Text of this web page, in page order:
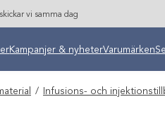
vi samma dag
stängd: Varumärken
Kampanjer & nyheterVarumärken
/ Infusions- och